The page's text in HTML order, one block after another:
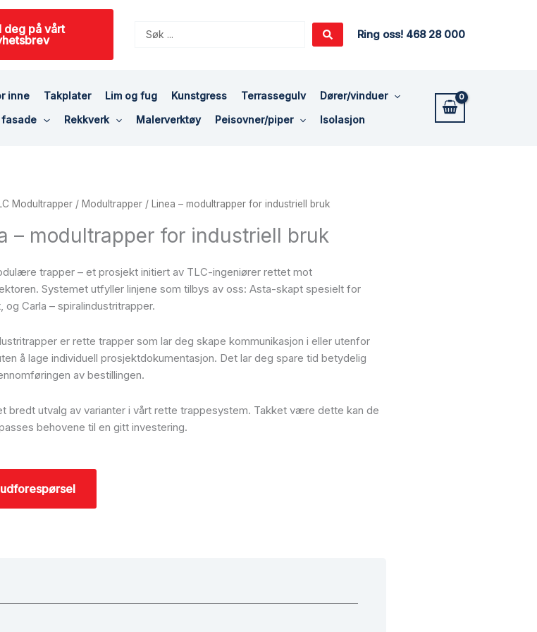
deg på vårt
Search
Ring oss! 468 28 000
inne Takplater Lim og fug Kunstgress Terrassegulv
Dører/vinduer
fasade Rekkverk Malerverktøy Peisovner/piper Isolasjon
Modultrapper / Modultrapper / Linea – modultrapper for industriell bruk
– modultrapper for industriell bruk
trapper – et prosjekt initiert av TLC-ingeniører rettet mot
Systemet utfyller linjene som tilbys av oss: Asta-skapt spesielt for
og Carla – spiralindustritrapper.
er rette trapper som lar deg skape kommunikasjon i eller utenfor
å lage individuell prosjektdokumentasjon. Det lar deg spare tid betydelig
av bestillingen.
bredt utvalg av varianter i vårt rette trappesystem. Takket være dette kan de
behovene til en gitt investering.